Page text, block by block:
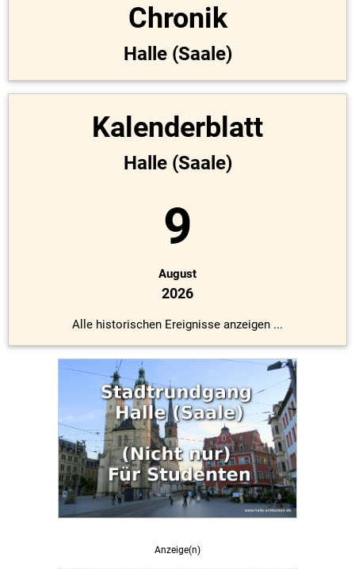
Chronik
Halle (Saale)
Kalenderblatt
Halle (Saale)
9
August
2026
Alle historischen Ereignisse anzeigen ...
Anzeige(n)